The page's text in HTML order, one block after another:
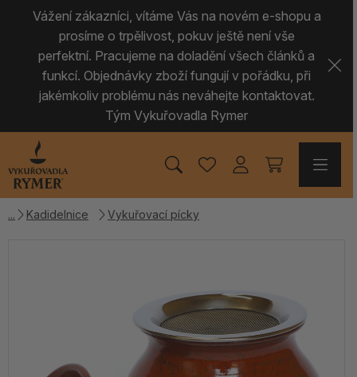
Vážení zákazníci, vítáme Vás na novém e-shopu a
prosíme o trpělivost, pokuv ještě není vše
perfektní. Pracujeme na doladění všech článků a
funkcí. Objednávky zboží fungují v pořádku, při
jakémkoliv problému nás neváhejte kontaktovat.
Tým Vykuřovadla Rymer
Kadidelnice Vykuřovací pícky